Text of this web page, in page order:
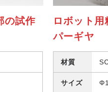
の試作
ロボット用
パーギヤ
材質
サイズ